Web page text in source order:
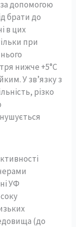
допомогою
брати до
в цих
при
нижче +5°С
У зв’язку з
різко
УФ
(до